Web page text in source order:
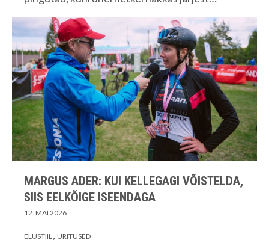
MARGUS ADER: KUI KELLEGAGI VÕISTELDA,
SIIS EELKÕIGE ISEENDAGA
12. MAI 2026
ELUSTIIL ÜRITUSED